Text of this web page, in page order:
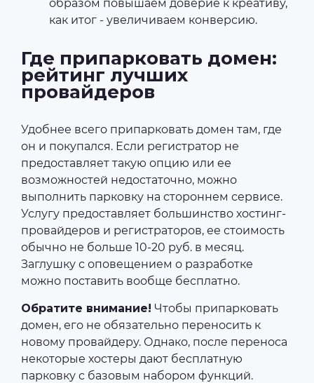
образом повышаем доверие к креативу,
как итог - увеличиваем конверсию.
Где припарковать домен:
рейтинг лучших
провайдеров
Удобнее всего припарковать домен там, где
он и покупался. Если регистратор не
предоставляет такую опцию или ее
возможностей недостаточно, можно
выполнить парковку на стороннем сервисе.
Услугу предоставляет большинство хостинг-
провайдеров и регистраторов, ее стоимость
обычно не больше 10-20 руб. в месяц.
Заглушку с оповещением о разработке
можно поставить вообще бесплатно.
Обратите внимание! Чтобы припарковать
домен, его не обязательно переносить к
новому провайдеру. Однако, после переноса
некоторые хостеры дают бесплатную
парковку с базовым набором функций.